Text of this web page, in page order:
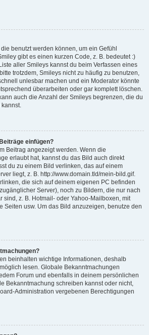
benutzt werden können, um ein Gefühl
gibt es einen kurzen Code, z. B. bedeutet :)
aller Smileys kannst du beim Verfassen eines
trotzdem, Smileys nicht zu häufig zu benutzen,
unlesbar machen und ein Moderator könnte
überarbeiten oder gar komplett löschen.
auch die Anzahl der Smileys begrenzen, die du
einfügen?
Beitrag angezeigt werden. Wenn die
erlaubt hat, kannst du das Bild auch direkt
du zu einem Bild verlinken, das auf einem
liegt, z. B. http://www.domain.tld/mein-bild.gif.
die sich auf deinem eigenen PC befinden
Server), noch zu Bildern, die nur nach
sind, z. B. Hotmail- oder Yahoo-Mailboxen, mit
Seiten usw. Um das Bild anzuzeigen, benutze den
beinhalten wichtige Informationen, deshalb
lesen. Globale Bekanntmachungen
Forum und ebenfalls in deinem persönlichen
Bekanntmachung schreiben kannst oder nicht,
Administration vergebenen Berechtigungen